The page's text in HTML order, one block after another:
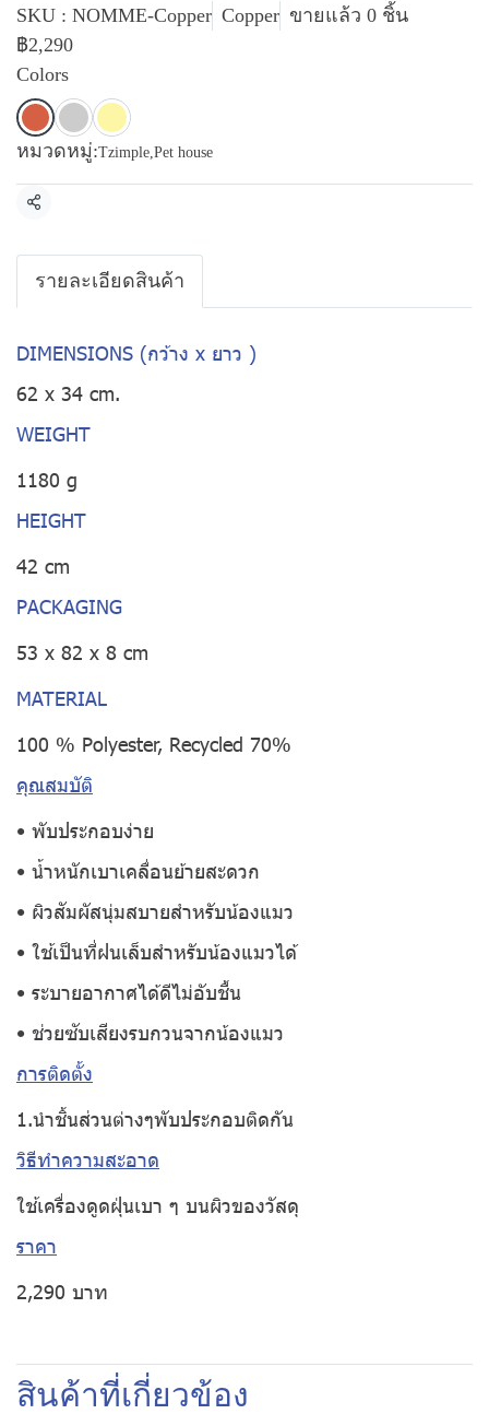
SKU : NOMME-Copper Copper ขายแล้ว 0 ชิ้น
฿2,290
Colors
หมวดหมู่:Tzimple,Pet house
แชร์
รายละเอียดสินค้า
DIMENSIONS (กว้าง x ยาว )
62 x 34 cm.
WEIGHT
1180 g
HEIGHT
42 cm
PACKAGING
53 x 82 x 8 cm
MATERIAL
100 % Polyester, Recycled 70%
คุณสมบัติ
• พับประกอบง่าย
• น้ำหนักเบาเคลื่อนย้ายสะดวก
• ผิวสัมผัสนุ่มสบายสำหรับน้องแมว
• ใช้เป็นที่ฝนเล็บสำหรับน้องแมวได้
• ระบายอากาศได้ดีไม่อับชื้น
• ช่วยซับเสียงรบกวนจากน้องแมว
การติดตั้ง
1.นำชิ้นส่วนต่างๆพับประกอบติดกัน
วิธีทำความสะอาด
ใช้เครื่องดูดฝุ่นเบา ๆ บนผิวของวัสดุ
ราคา
2,290 บาท
สินค้าที่เกี่ยวข้อง